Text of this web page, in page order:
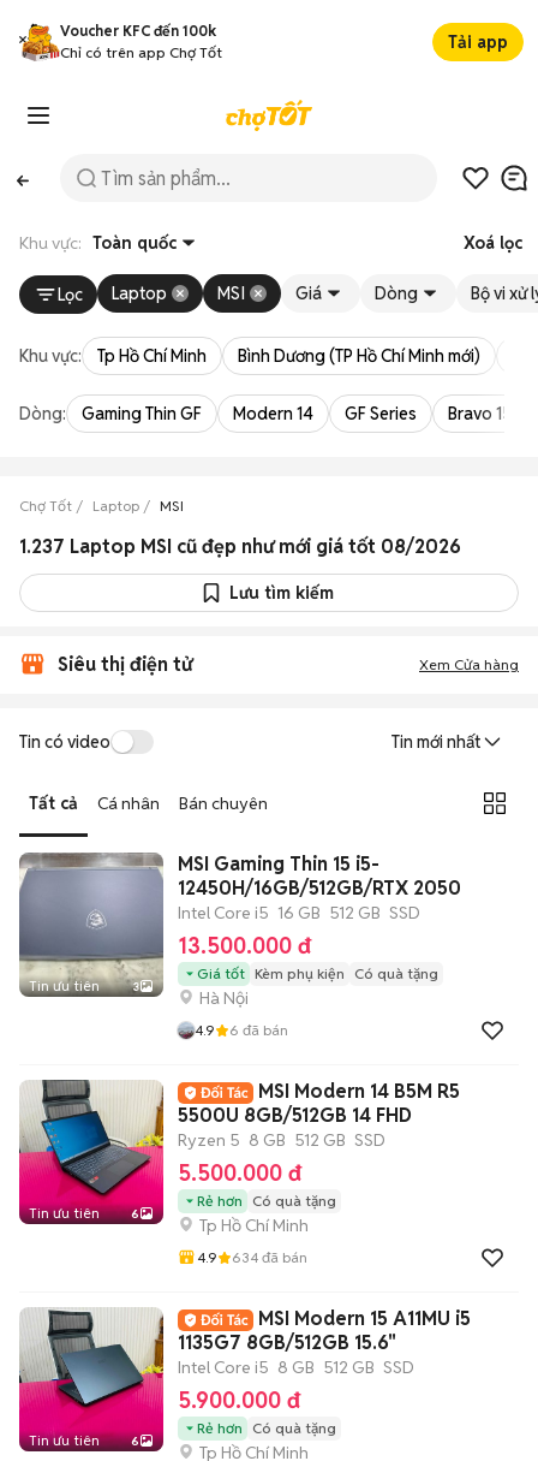
Voucher KFC đến 100k
Chỉ có trên app Chợ Tốt
Tải app
Khu vực: Toàn quốc Xoá lọc
Lọc Laptop MSI Giá Dòng Bộ vi xử
Khu vực: Tp Hồ Chí Minh Bình Dương (TP Hồ Chí Minh mới)
Dòng: Gaming Thin GF Modern 14 GF Series Bravo 15
Chợ Tốt Laptop MSI
1.237 Laptop MSI cũ đẹp như mới giá tốt 08/2026
Lưu tìm kiếm
Siêu thị điện tử Xem Cửa hàng
Tin có video Tin mới nhất
Tất cả Cá nhân Bán chuyên
Tin ưu tiên 3
MSI Gaming Thin 15 i5-
12450H/16GB/512GB/RTX 2050
Intel Core i5 16 GB 512 GB SSD
13.500.000 đ
Giá tốt Kèm phụ kiện Có quà tặng
Hà Nội
4.9 6 đã bán
Tin ưu tiên 6
MSI Modern 14 B5M R5
5500U 8GB/512GB 14 FHD
Ryzen 5 8 GB 512 GB SSD
5.500.000 đ
Rẻ hơn Có quà tặng
Tp Hồ Chí Minh
4.9 634 đã bán
Tin ưu tiên 6
MSI Modern 15 A11MU i5
1135G7 8GB/512GB 15.6"
Intel Core i5 8 GB 512 GB SSD
5.900.000 đ
Rẻ hơn Có quà tặng
Tp Hồ Chí Minh